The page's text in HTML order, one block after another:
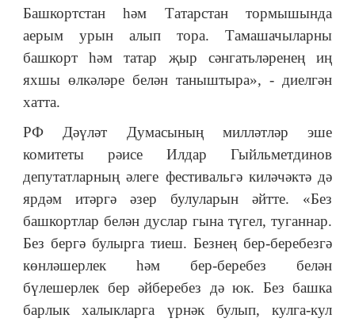
Башкортстан һәм Татарстан тормышында
аерым урын алып тора. Тамашачыларны
башкорт һәм татар җыр сәнгатьләренең иң
яхшы өлкәләре белән таныштыра», - диелгән
хатта.
РФ Дәүләт Думасының милләтләр эше
комитеты рәисе Илдар Гыйльметдинов
депутатларның әлеге фестивальгә киләчәктә дә
ярдәм итәргә әзер булуларын әйтте. «Без
башкортлар белән дуслар гына түгел, туганнар.
Без бергә булырга тиеш. Безнең бер-беребезгә
көнләшерлек һәм бер-беребез белән
бүлешерлек бер әйберебез дә юк. Без башка
барлык халыкларга үрнәк булып, кулга-кул